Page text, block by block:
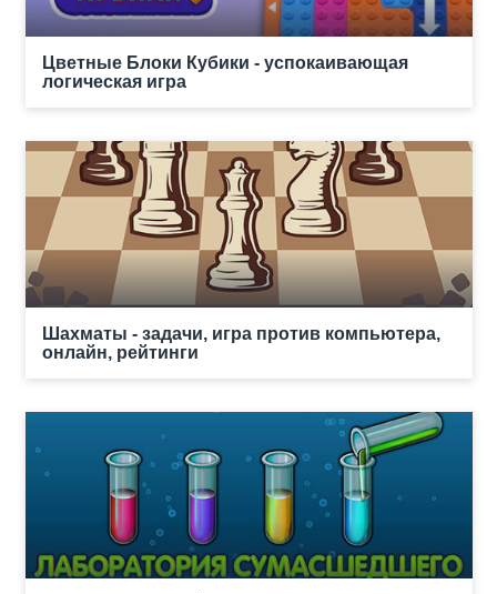
Цветные Блоки Кубики - успокаивающая
логическая игра
Шахматы - задачи, игра против компьютера,
онлайн, рейтинги